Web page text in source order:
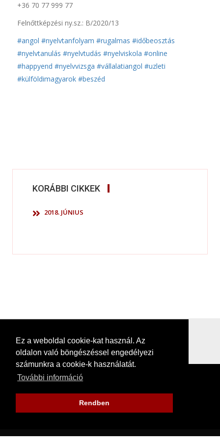
Ez a weboldal cookie-kat használ. Az
oldalon való böngészéssel engedélyezi
számunkra a cookie-k használatát.
További információ
Rendben
+36 70 77 999 77
Felnőttképzési ny.sz.: B/2020/13
#angol #nyelvtanfolyam #rugalmas #időbeosztás
#nyelvtanulás #nyelvtudás #nyelviskola #online
#happyend #nyelvvizsga #vállalatiangol #uzleti
#külföldimagyarok #beszéd
KORÁBBI CIKKEK
2018. JÚNIUS